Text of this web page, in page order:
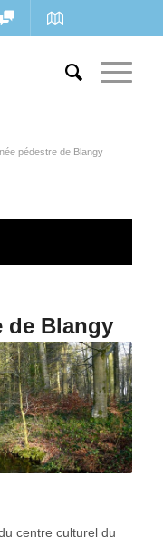
pédestre de Blangy
de Blangy
centre culturel du